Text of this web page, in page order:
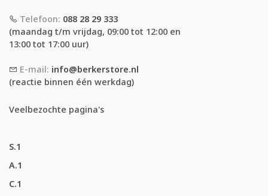
Telefoon: 088 28 29 333
(maandag t/m vrijdag, 09:00 tot 12:00 en
13:00 tot 17:00 uur)
E-mail: info@berkerstore.nl
(reactie binnen één werkdag)
Veelbezochte pagina's
S.1
A.1
C.1